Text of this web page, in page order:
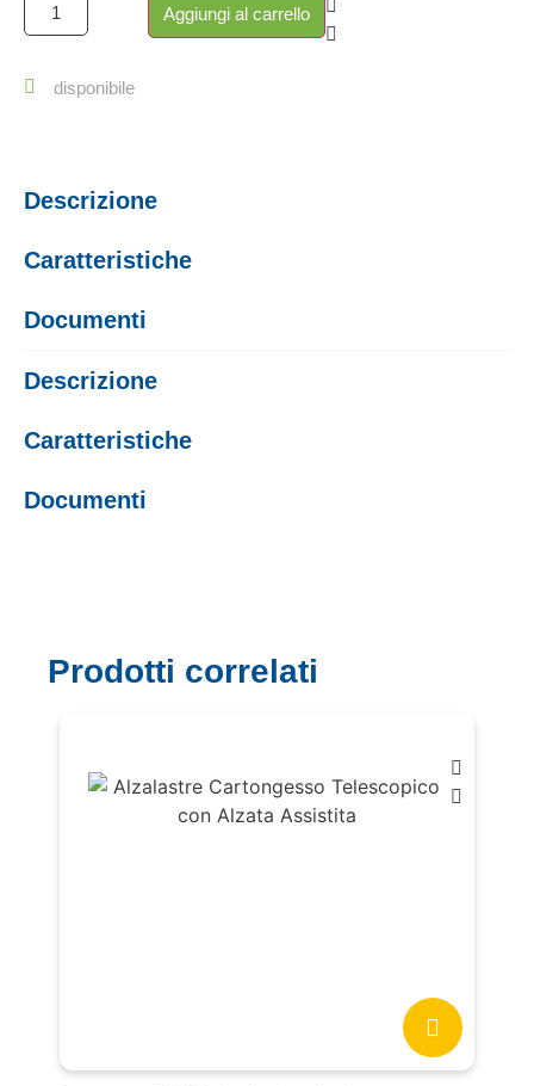
Aggiungi al carrello
disponibile
Descrizione
Caratteristiche
Documenti
Descrizione
Caratteristiche
Documenti
Prodotti correlati